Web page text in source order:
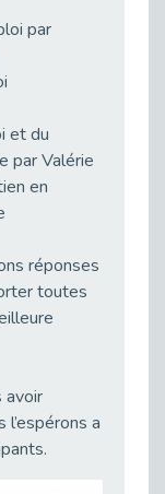
[RETOUR SUR] Une session de recrutement inclusive réussie à Asnières !
Cap Emploi 92 s'engage pour la santé mentale : La formation PSSM au cœur de l'accompagnement
Journée mondiale de la maladie de Parkinson : Mieux comprendre pour mieux accompagner
par
et du
par Valérie
en
réponses
toutes
avoir
a